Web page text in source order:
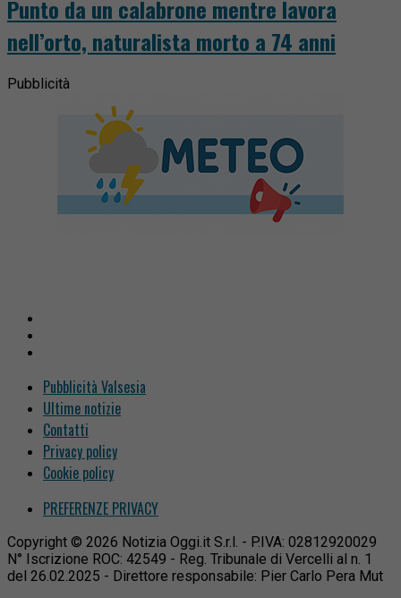
Punto da un calabrone mentre lavora
nell’orto, naturalista morto a 74 anni
Pubblicità
Pubblicità Valsesia
Ultime notizie
Contatti
Privacy policy
Cookie policy
PREFERENZE PRIVACY
Copyright © 2026 Notizia Oggi.it S.r.l. - P.IVA: 02812920029
N° Iscrizione ROC: 42549 - Reg. Tribunale di Vercelli al n. 1
del 26.02.2025 - Direttore responsabile: Pier Carlo Pera Mut